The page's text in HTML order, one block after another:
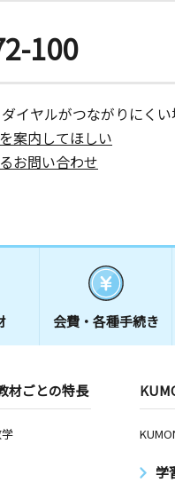
100
イヤルがつながりにく
案内してほしい
お問い合わせ
会費・ 各種手続き
材ごとの特長
学